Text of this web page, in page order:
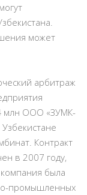
может
арбитраж
млн ООО «ЗУМК-
Контракт
в 2007 году,
была
промышленных